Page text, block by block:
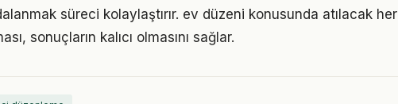
süreci kolaylaştırır. ev düzeni konusunda atılacak her
sonuçların kalıcı olmasını sağlar.